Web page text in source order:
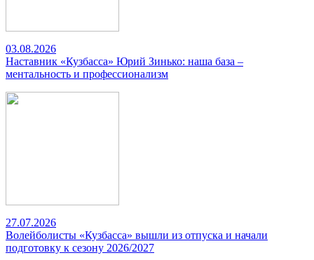
03.08.2026
Наставник «Кузбасса» Юрий Зинько: наша база –
ментальность и профессионализм
27.07.2026
Волейболисты «Кузбасса» вышли из отпуска и начали
подготовку к сезону 2026/2027